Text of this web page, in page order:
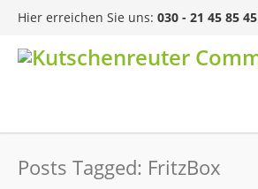
Hier erreichen Sie uns: 030 - 21 45 85 45
Posts Tagged: FritzBox